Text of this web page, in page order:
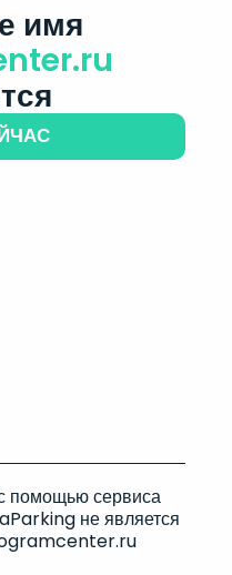
имя
помощью сервиса
не является